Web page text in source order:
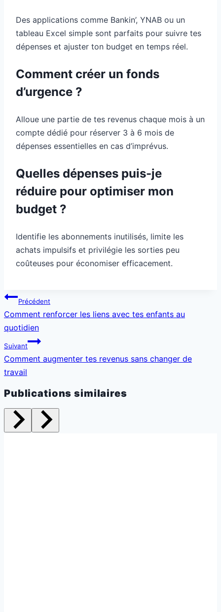
Des applications comme Bankin’, YNAB ou un
tableau Excel simple sont parfaits pour suivre tes
dépenses et ajuster ton budget en temps réel.
Comment créer un fonds
d’urgence ?
Alloue une partie de tes revenus chaque mois à un
compte dédié pour réserver 3 à 6 mois de
dépenses essentielles en cas d’imprévus.
Quelles dépenses puis-je
réduire pour optimiser mon
budget ?
Identifie les abonnements inutilisés, limite les
achats impulsifs et privilégie les sorties peu
coûteuses pour économiser efficacement.
Navigation
de
l’article
Précédent
Comment renforcer les liens avec tes enfants au
quotidien
Suivant
Comment augmenter tes revenus sans changer de
travail
Publications similaires